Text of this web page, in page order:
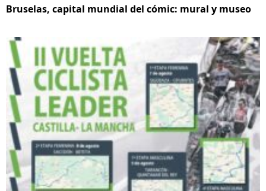
Bruselas, capital mundial del cómic: mural y museo